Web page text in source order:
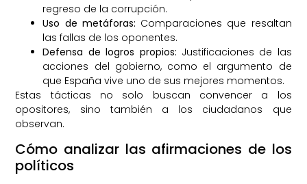
regreso de la corrupción.
Uso de metáforas: Comparaciones que resaltan
las fallas de los oponentes.
Defensa de logros propios: Justificaciones de las
acciones del gobierno, como el argumento de
que España vive uno de sus mejores momentos.
Estas tácticas no solo buscan convencer a los
opositores, sino también a los ciudadanos que
observan.
Cómo analizar las afirmaciones de los
políticos